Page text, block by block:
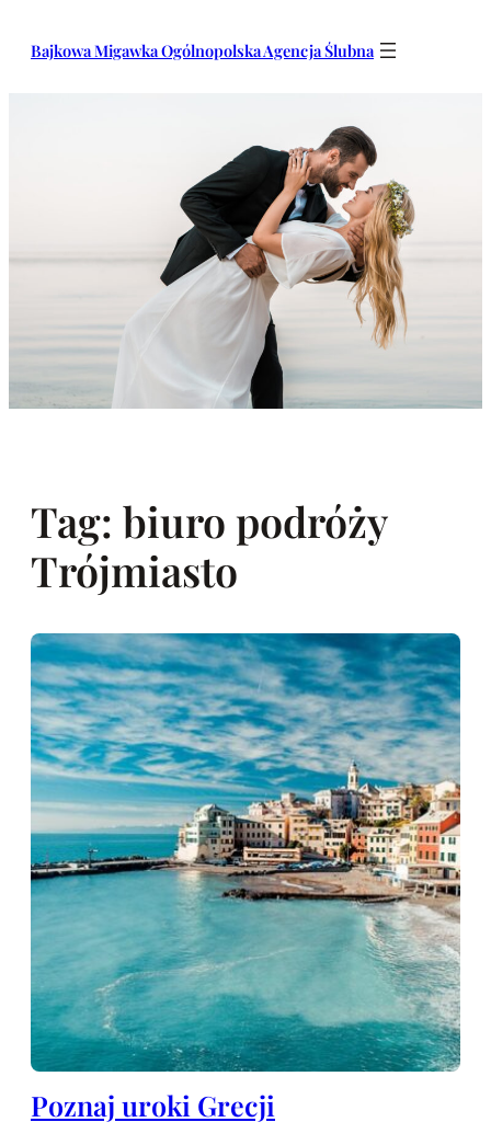
Bajkowa Migawka Ogólnopolska Agencja Ślubna
Tag: biuro podróży
Trójmiasto
Poznaj uroki Grecji